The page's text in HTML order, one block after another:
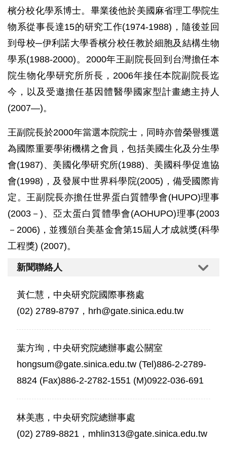
檳分校化學系博士。畢業後他於美國麻省理工學院生
物系從事長達15的研究工作(1974-1988)，隨後並回
到母校─伊利諾大學香檳分校任教於細胞及結構生物
學系(1988-2000)。2000年王副院長回到台灣擔任本
院生物化學研究所所長，2006年接任本院副院長迄
今，以及受邀擔任基因體醫學國家型計畫總主持人
(2007—)。
王副院長於2000年當選本院院士，同時亦曾榮譽獲選
為國際重要學術機構之會員，包括美國生化及分生學
會(1987)、美國化學研究所(1988)、美國科學促進協
會(1998)，及發展中世界科學院(2005)，備受國際肯
定。王副院長亦擔任世界蛋白質體學會(HUPO)理事
(2003－)、亞太蛋白質體學會(AOHUPO)理事(2003
－2006)，並獲頒台美基金會第15屆人才成就獎(科學
工程獎) (2007)。
新聞聯絡人
黃仁慧，中央研究院國際事務處
(02) 2789-8797，hrh@gate.sinica.edu.tw
葉方珣，中央研究院總辦事處公關室
hongsum@gate.sinica.edu.tw (Tel)886-2-2789-
8824 (Fax)886-2-2782-1551 (M)0922-036-691
林美惠，中央研究院總辦事處
(02) 2789-8821，mhlin313@gate.sinica.edu.tw